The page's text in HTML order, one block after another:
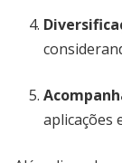
aplicações